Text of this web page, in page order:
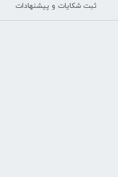
ثبت شکایات و پیشنهادات